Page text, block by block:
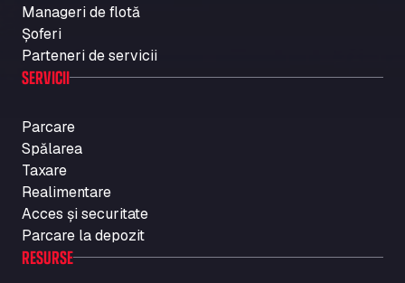
Manageri de flotă
Șoferi
Parteneri de servicii
SERVICII
Parcare
Spălarea
Taxare
Realimentare
Acces și securitate
Parcare la depozit
RESURSE